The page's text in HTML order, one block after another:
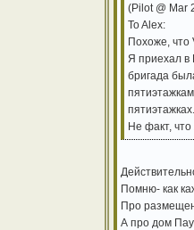
(Pilot @ Mar
To Alex:
Похоже, что
Я приехал в
бригада
Не факт,
Помню- как
Про
А про дом